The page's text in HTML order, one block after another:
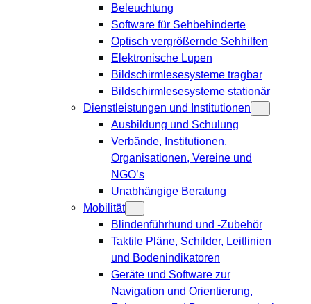
Beleuchtung
Software für Sehbehinderte
Optisch vergrößernde Sehhilfen
Elektronische Lupen
Bildschirmlesesysteme tragbar
Bildschirmlesesysteme stationär
Dienstleistungen und Institutionen
Ausbildung und Schulung
Verbände, Institutionen,
Organisationen, Vereine und
NGO’s
Unabhängige Beratung
Mobilität
Blindenführhund und -Zubehör
Taktile Pläne, Schilder, Leitlinien
und Bodenindikatoren
Geräte und Software zur
Navigation und Orientierung,